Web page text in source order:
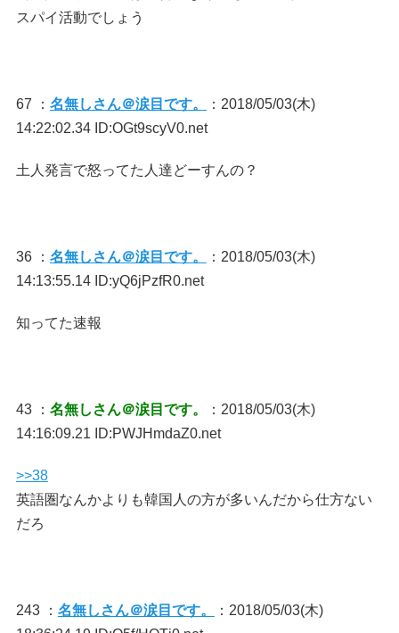
スパイ活動でしょう
67 ： 名無しさん＠涙目です。
：2018/05/03(木)
14:22:02.34 ID:OGt9scyV0.net
土人発言で怒ってた人達どーすんの？
36 ： 名無しさん＠涙目です。
：2018/05/03(木)
14:13:55.14 ID:yQ6jPzfR0.net
知ってた速報
43 ： 名無しさん＠涙目です。
：2018/05/03(木)
14:16:09.21 ID:PWJHmdaZ0.net
>>38
英語圏なんかよりも韓国人の方が多いんだから仕方ない
だろ
243 ： 名無しさん＠涙目です。
：2018/05/03(木)